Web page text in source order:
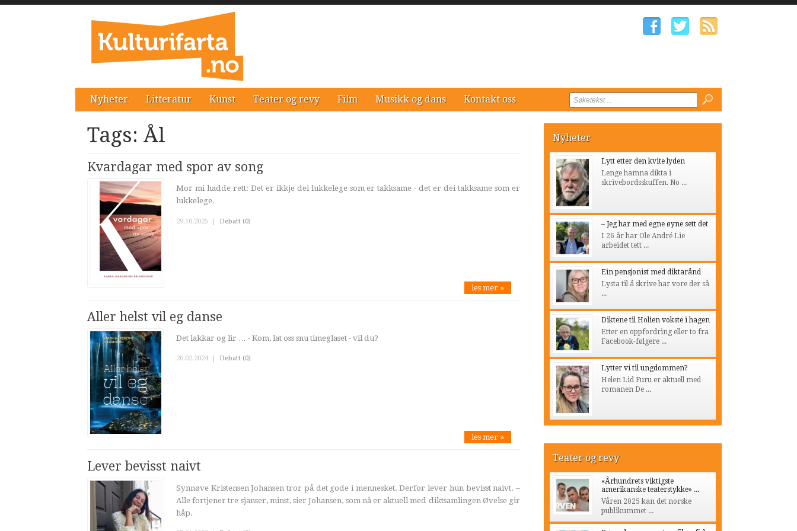
Nyheter Litteratur Kunst Teater og revy Film Musikk og dans Kontakt oss
Tags: Ål
Kvardagar med spor av song
Mor mi hadde rett: Det er ikkje dei lukkelege som er takksame - det er dei takksame som er
lukkelege.
29.10.2025 | Debatt (0)
les mer »
Aller helst vil eg danse
Det lakkar og lir … - Kom, lat oss snu timeglaset - vil du?
26.02.2024 Debatt (0)
les mer »
Lever bevisst naivt
Synnøve Kristensen Johansen tror på det gode i mennesket. Derfor lever hun bevisst naivt. –
Alle fortjener tre sjanser, minst, sier Johansen, som nå er aktuell med diktsamlingen Øvelse gir
håp.
Nyheter
Lytt etter den kvite lyden
Lenge hamna dikta i
skrivebordsskuffen. No ...
– Jeg har med egne øyne sett det
I 26 år har Ole André Lie
arbeidet tett ...
Ein pensjonist med diktarånd
Lysta til å skrive har vore der så
...
Diktene til Holien vokste i hagen
Etter en oppfordring eller to fra
Facebook-følgere ...
Lytter vi til ungdommen?
Helen Lid Furu er aktuell med
romanen De ...
Teater og revy
«Århundrets viktigste
amerikanske teaterstykke» ...
Våren 2025 kan det norske
publikummet ...